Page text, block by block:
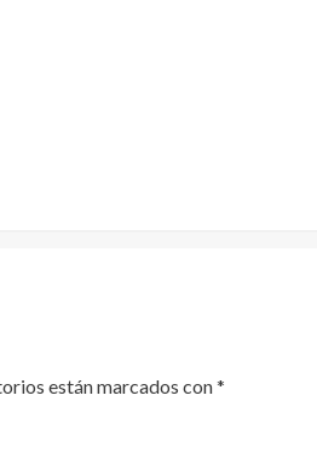
están marcados con*